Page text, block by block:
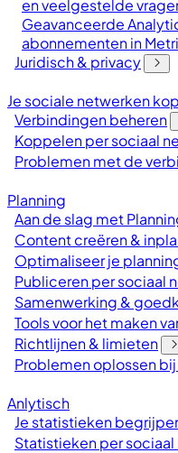
en veelgestelde
Geavanceerde
abonnementen in
Juridisch & privacy
Je sociale netwerken
Verbindingen beheren
Koppelen per sociaal
Problemen met de
Planning
Aan de slag met
Content creëren &
Optimaliseer je
Publiceren per sociaal
Samenwerking &
Tools voor het maken
Richtlijnen & limieten
Problemen oplossen
Anlytisch
Je statistieken
Statistieken per